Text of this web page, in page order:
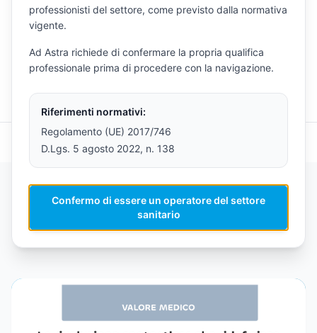
professionisti del settore, come previsto dalla normativa
vigente.
Ad Astra richiede di confermare la propria qualifica
professionale prima di procedere con la navigazione.
Riferimenti normativi:
Regolamento (UE) 2017/746
D.Lgs. 5 agosto 2022, n. 138
Confermo di essere un operatore del settore
sanitario
la copertura di una testata comeCorriere delle Alpi
rappresenta un segnale importante: il tema della
prevenzione sta entrando sempre di più nel dibattito
pubblico, con esempi concreti di innovazione
Ultimo aggiornamento: 15 Marzo 2026
Articoli Correlati